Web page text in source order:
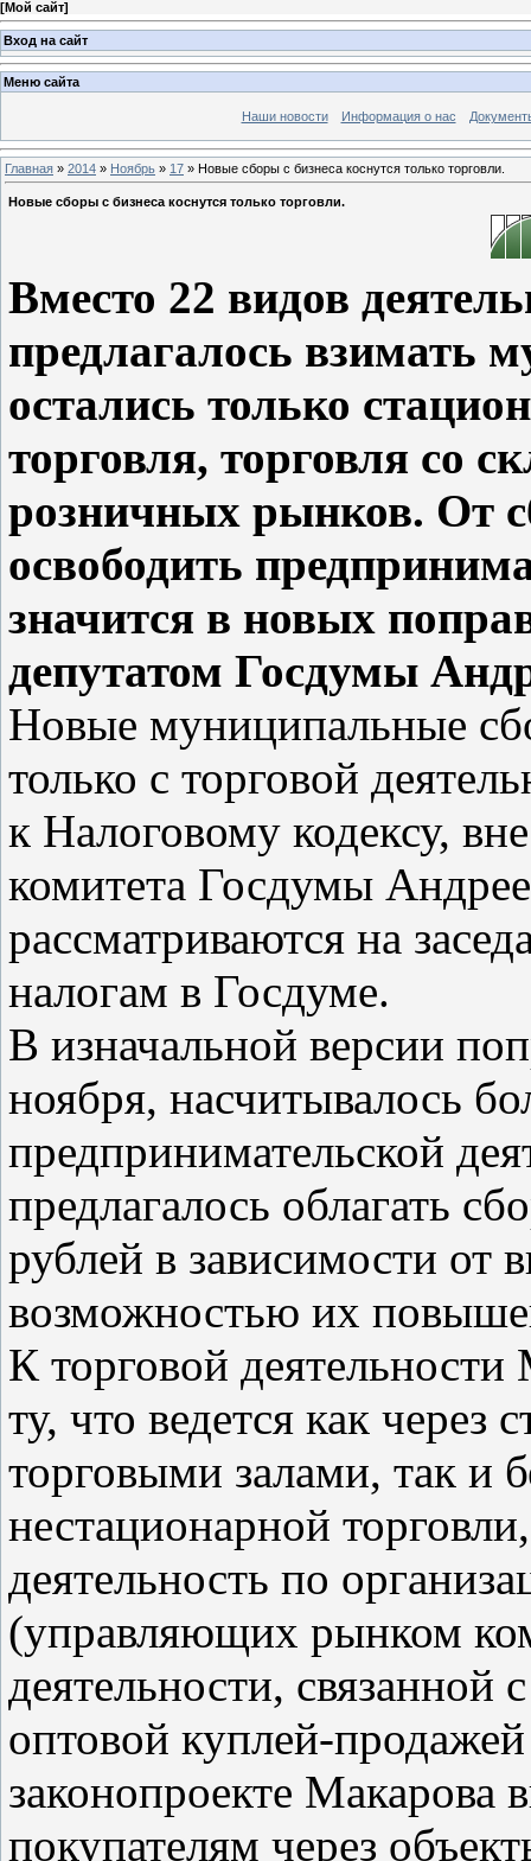
[Мой сайт]
Вход на сайт
Меню сайта
Наши новости Информация о нас
Главная » 2014 » Ноябрь » 17 » Новые сборы с бизнеса коснутся только торговли.
Новые сборы с бизнеса коснутся только торговли.
Вместо 22 видов
предлагалось взимать
остались только
торговля, торговля со
розничных рынков. От
освободить
значится в новых
депутатом Госдумы
Новые муниципальные
только с торговой
к Налоговому кодексу,
комитета Госдумы
рассматриваются на
налогам в Госдуме.
В изначальной версии
ноября, насчитывалось
предпринимательской
предлагалось облагать
рублей в зависимости от
возможностью их
К торговой деятельности
ту, что ведется как через
торговыми залами, так и
нестационарной
деятельность по
(управляющих рынком
деятельности, связанной
оптовой куплей-
законопроекте Макарова
покупателям через